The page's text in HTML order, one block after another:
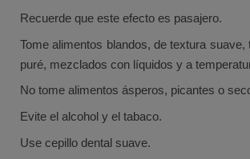
Recuerde que este efecto es pasajero.
Tome alimentos blandos, de textura suave,
puré, mezclados con líquidos y a
No tome alimentos ásperos, picantes o
Evite el alcohol y el tabaco.
Use cepillo dental suave.